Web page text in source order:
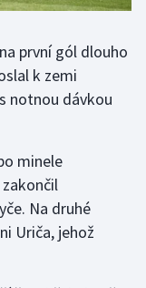
první gól dlouho
k zemi
notnou dávkou
minele
Na druhé
Uriča, jehož